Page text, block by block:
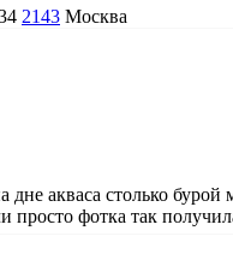
2143 Москва
дне акваса столько бурой
просто фотка так